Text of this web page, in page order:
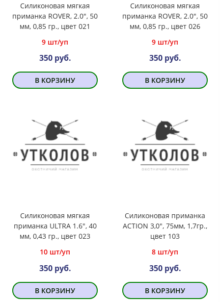
Силиконовая мягкая
приманка ROVER, 2.0", 50
мм, 0,85 гр., цвет 021
9 шт/уп
350 руб.
В КОРЗИНУ
Силиконовая мягкая
приманка ROVER, 2.0", 50
мм, 0,85 гр., цвет 026
9 шт/уп
350 руб.
В КОРЗИНУ
Силиконовая мягкая
приманка ULTRA 1.6", 40
мм, 0,43 гр., цвет 023
10 шт/уп
350 руб.
В КОРЗИНУ
Силиконовая приманка
ACTION 3,0", 75мм, 1,7гр.,
цвет 103
8 шт/уп
350 руб.
В КОРЗИНУ